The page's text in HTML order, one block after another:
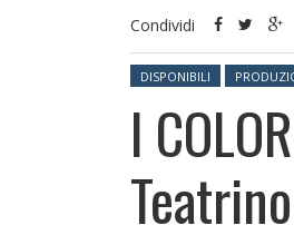
Condividi
Posted in:
DISPONIBILI
I